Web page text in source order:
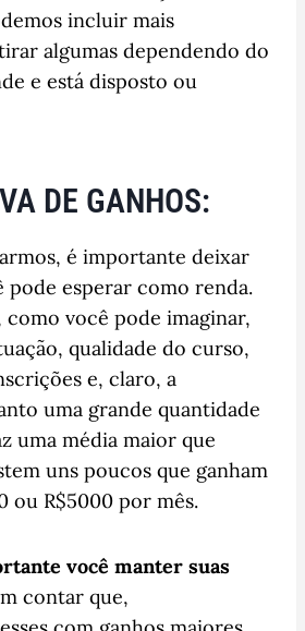
incluir mais
algumas dependendo do
e está disposto ou
DE GANHOS:
é importante deixar
pode esperar como renda.
como você pode imaginar,
qualidade do curso,
e, claro, a
uma grande quantidade
uma média maior que
uns poucos que ganham
ou R$5000 por mês.
você manter suas
contar que,